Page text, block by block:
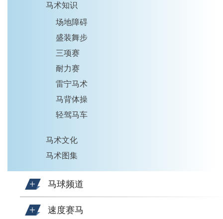
马术知识
场地障碍
盛装舞步
三项赛
耐力赛
雷宁马术
马背体操
轻驾马车
马术文化
马术图集
马球频道
速度赛马